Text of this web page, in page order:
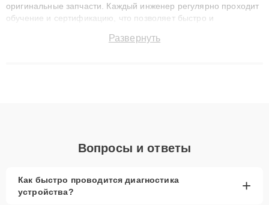
оригинальные запчасти. Каждый инженер регулярно проходит
обучение и сертификацию, что позволяет быстро и
сохранением гарантии до 3 лет. Наши мастера решают
Развернуть
Вопросы и ответы
Как быстро проводится диагностика
устройства?
+